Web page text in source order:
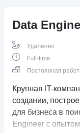
Data
Удаленно
Full-time
Постоянная
Крупная IT-
создании,
для бизнеса в
Engineer с